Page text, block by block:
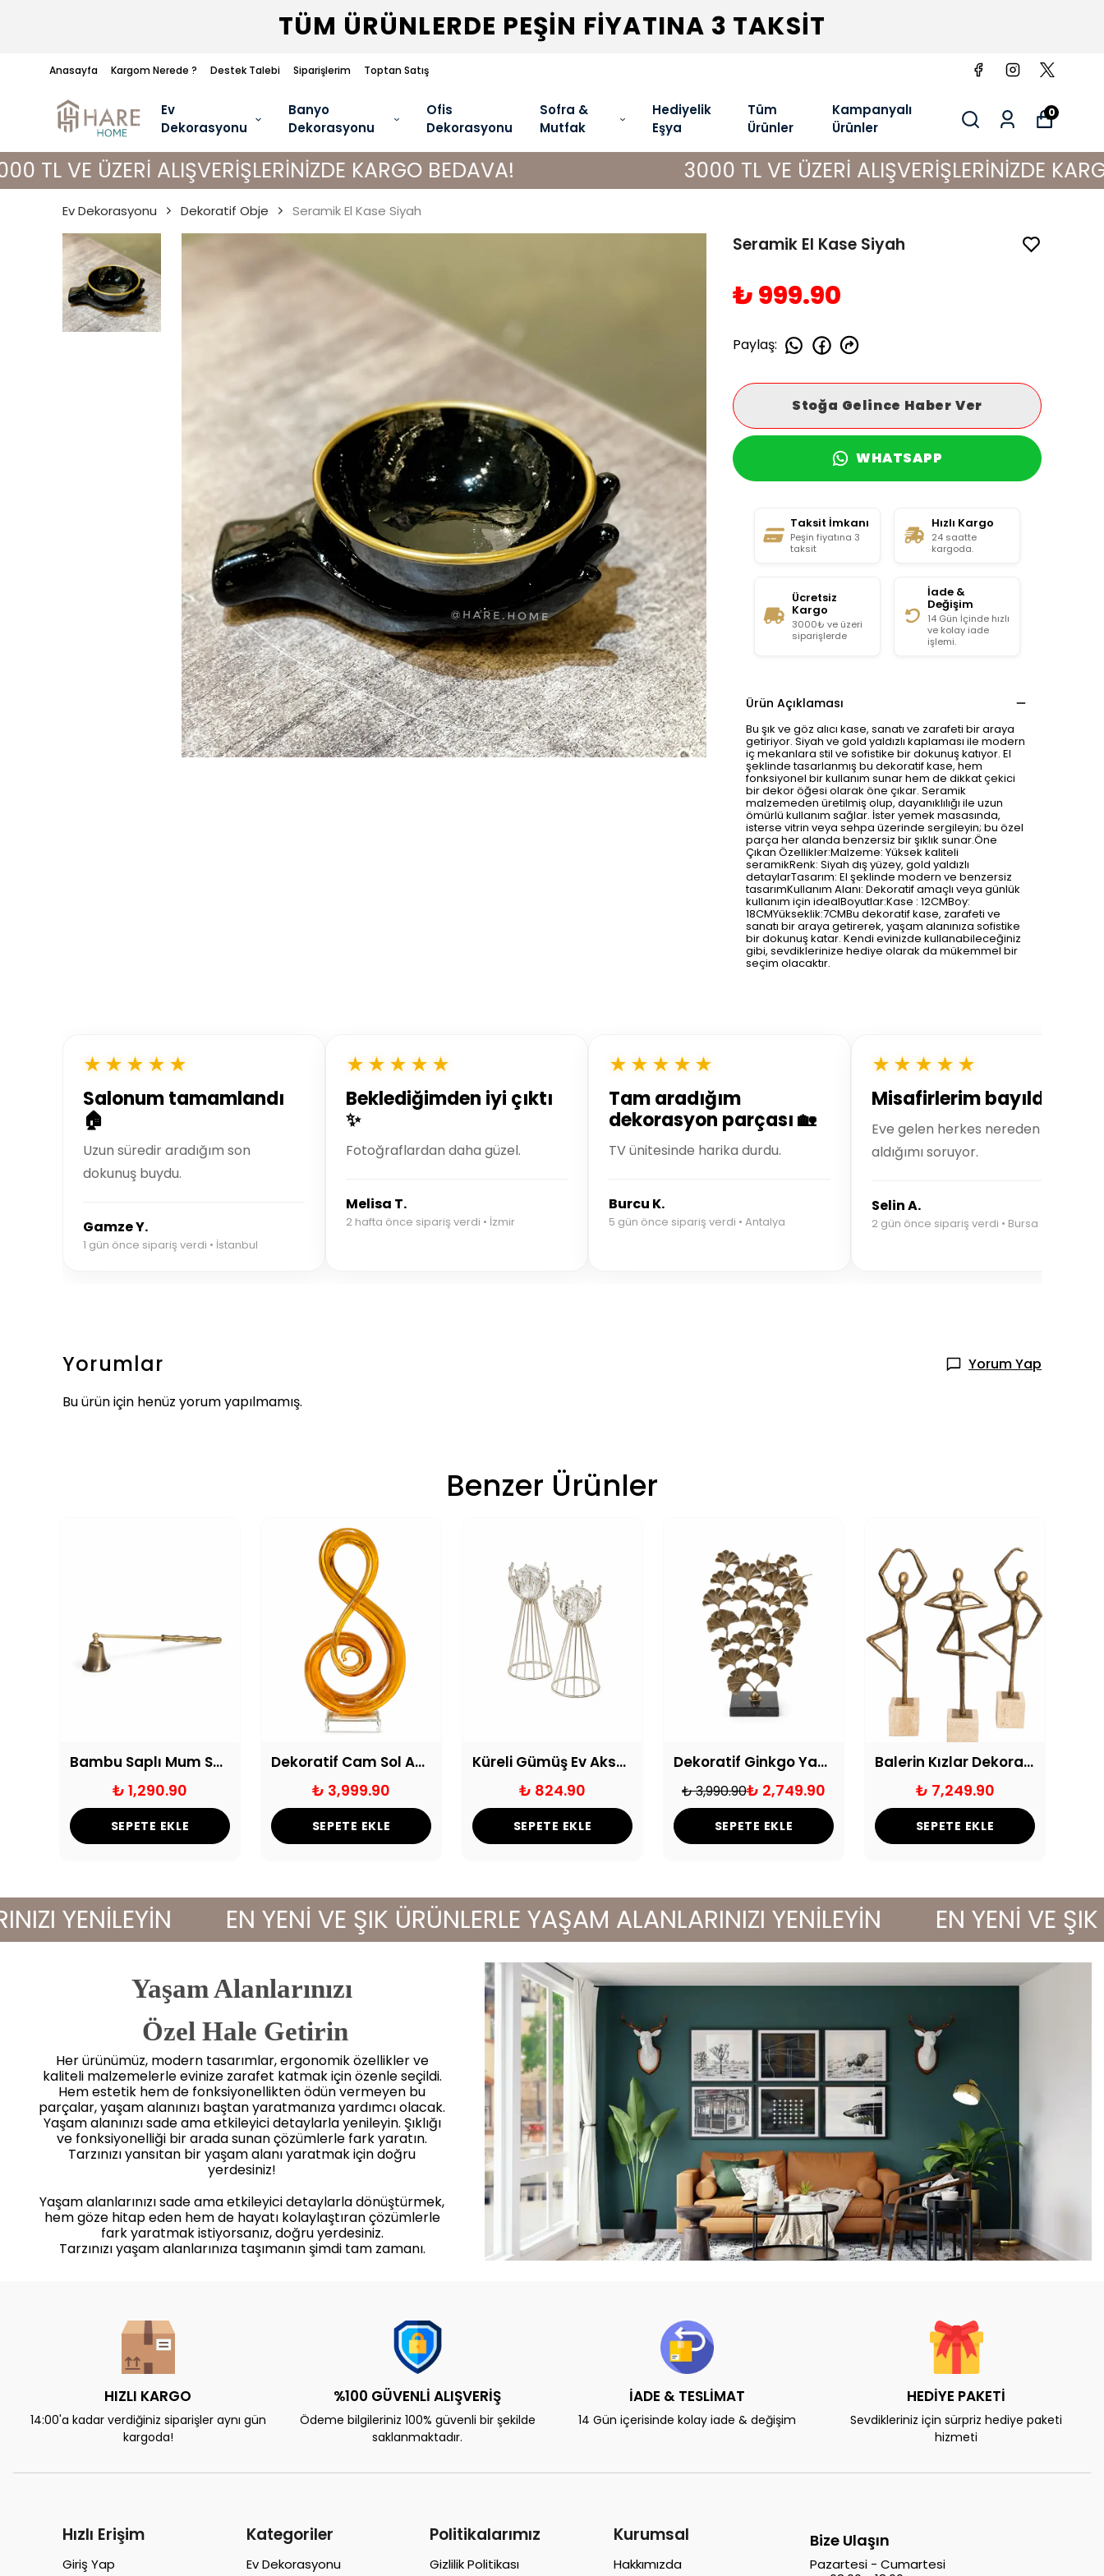
Anasayfa Kargom Nerede ? Destek Talebi Siparişlerim Toptan Satış
TÜM ÜRÜNLERDE PEŞİN FİYATINA 3 TAKSİT
Ev
Dekorasyonu
Banyo
Dekorasyonu
Ofis
Dekorasyonu
Sofra &
Mutfak
Hediyelik
Eşya
Tüm
Ürünler
Kampanyalı
Ürünler
0
ALIŞVERİŞLERİNİZDE KARGO BEDAVA! 3000 TL VE ÜZERİ ALIŞVERİŞLERİNİZDE KARGO BEDAVA!
Ev Dekorasyonu Dekoratif Obje Seramik El Kase Siyah
Seramik El Kase Siyah
₺ 999.90
Paylaş:
Stoğa Gelince Haber Ver
WHATSAPP
Taksit İmkanı
Peşin fiyatına 3
taksit
Hızlı Kargo
24 saatte
kargoda.
Ücretsiz
Kargo
3000₺ ve üzeri
siparişlerde
İade &
Değişim
14 Gün İçinde hızlı
ve kolay iade
işlemi.
Ürün Açıklaması
Bu şık ve göz alıcı kase, sanatı ve zarafeti bir araya
getiriyor. Siyah ve gold yaldızlı kaplaması ile modern
iç mekanlara stil ve sofistike bir dokunuş katıyor. El
şeklinde tasarlanmış bu dekoratif kase, hem
fonksiyonel bir kullanım sunar hem de dikkat çekici
bir dekor öğesi olarak öne çıkar. Seramik
malzemeden üretilmiş olup, dayanıklılığı ile uzun
ömürlü kullanım sağlar. İster yemek masasında,
isterse vitrin veya sehpa üzerinde sergileyin; bu özel
parça her alanda benzersiz bir şıklık sunar.Öne
Çıkan Özellikler:Malzeme: Yüksek kaliteli
seramikRenk: Siyah dış yüzey, gold yaldızlı
detaylarTasarım: El şeklinde modern ve benzersiz
tasarımKullanım Alanı: Dekoratif amaçlı veya günlük
kullanım için idealBoyutlar:Kase : 12CMBoy:
18CMYükseklik:7CMBu dekoratif kase, zarafeti ve
sanatı bir araya getirerek, yaşam alanınıza sofistike
bir dokunuş katar. Kendi evinizde kullanabileceğiniz
gibi, sevdiklerinize hediye olarak da mükemmel bir
seçim olacaktır.
★★★★★
Salonum tamamlandı
🏠
Uzun süredir aradığım son
dokunuş buydu.
Gamze Y.
1 gün önce sipariş verdi • İstanbul
★★★★★
Beklediğimden iyi çıktı
✨
Fotoğraflardan daha güzel.
Melisa T.
2 hafta önce sipariş verdi • İzmir
★★★★★
Tam aradığım
dekorasyon parçası 🏡
TV ünitesinde harika durdu.
Burcu K.
5 gün önce sipariş verdi • Antalya
★★★★★
Misafirlerim bayıldı 🤍
Eve gelen herkes nereden
aldığımı soruyor.
Selin A.
2 gün önce sipariş verdi • Bursa
Yorumlar
Yorum Yap
Bu ürün için henüz yorum yapılmamış.
Benzer Ürünler
Bambu Saplı Mum Söndürücü
₺ 1,290.90
SEPETE EKLE
Dekoratif Cam Sol Anahtarı
₺ 3,999.90
SEPETE EKLE
Küreli Gümüş Ev Aksesuarı
₺ 824.90
SEPETE EKLE
Dekoratif Ginkgo Yapraklı Metal Obje Eskitme
₺ 3,990.90₺ 2,749.90
SEPETE EKLE
Balerin Kızlar Dekoratif Obje Seti
₺ 7,249.90
SEPETE EKLE
EN YENİ VE ŞIK ÜRÜNLERLE YAŞAM ALANLARINIZI YENİLEYİN EN YENİ VE ŞIK
Yaşam Alanlarınızı
Özel Hale Getirin
Her ürünümüz, modern tasarımlar, ergonomik özellikler ve
kaliteli malzemelerle evinize zarafet katmak için özenle seçildi.
Hem estetik hem de fonksiyonellikten ödün vermeyen bu
parçalar, yaşam alanınızı baştan yaratmanıza yardımcı olacak.
Yaşam alanınızı sade ama etkileyici detaylarla yenileyin. Şıklığı
ve fonksiyonelliği bir arada sunan çözümlerle fark yaratın.
Tarzınızı yansıtan bir yaşam alanı yaratmak için doğru
yerdesiniz!
Yaşam alanlarınızı sade ama etkileyici detaylarla dönüştürmek,
hem göze hitap eden hem de hayatı kolaylaştıran çözümlerle
fark yaratmak istiyorsanız, doğru yerdesiniz.
Tarzınızı yaşam alanlarınıza taşımanın şimdi tam zamanı.
HIZLI KARGO
14:00'a kadar verdiğiniz siparişler aynı gün
kargoda!
%100 GÜVENLİ ALIŞVERİŞ
Ödeme bilgileriniz 100% güvenli bir şekilde
saklanmaktadır.
İADE & TESLİMAT
14 Gün içerisinde kolay iade & değişim
HEDİYE PAKETİ
Sevdikleriniz için sürpriz hediye paketi
hizmeti
Hızlı Erişim
Giriş Yap
Kategoriler
Ev Dekorasyonu
Politikalarımız
Gizlilik Politikası
Kurumsal
Hakkımızda
Bize Ulaşın
Pazartesi - Cumartesi